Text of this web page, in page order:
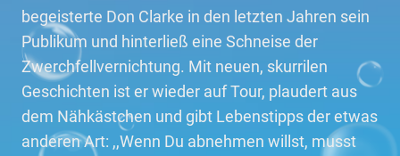
begeisterte Don Clarke in den letzten Jahren sein
Publikum und hinterließ eine Schneise der
Zwerchfellvernichtung. Mit neuen, skurrilen
Geschichten ist er wieder auf Tour, plaudert aus
dem Nähkästchen und gibt Lebenstipps der etwas
anderen Art: ,,Wenn Du abnehmen willst, musst